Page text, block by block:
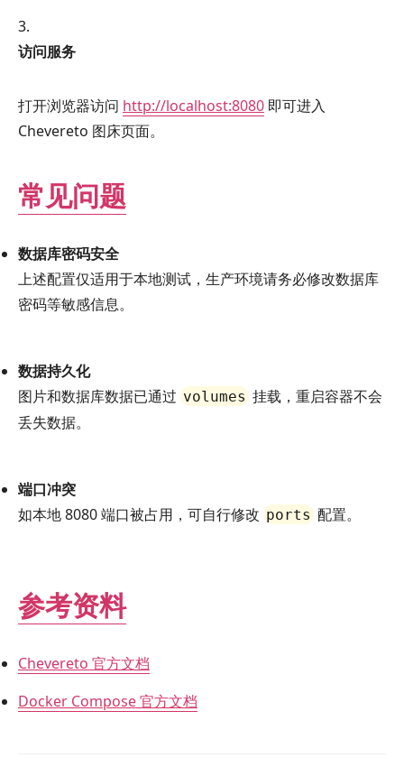
访问服务
打开浏览器访问 http://localhost:8080 即可进入
Chevereto 图床页面。
常见问题
数据库密码安全
上述配置仅适用于本地测试，生产环境请务必修改数据库
密码等敏感信息。
数据持久化
图片和数据库数据已通过 volumes 挂载，重启容器不会
丢失数据。
端口冲突
如本地 8080 端口被占用，可自行修改 ports 配置。
参考资料
Chevereto 官方文档
Docker Compose 官方文档